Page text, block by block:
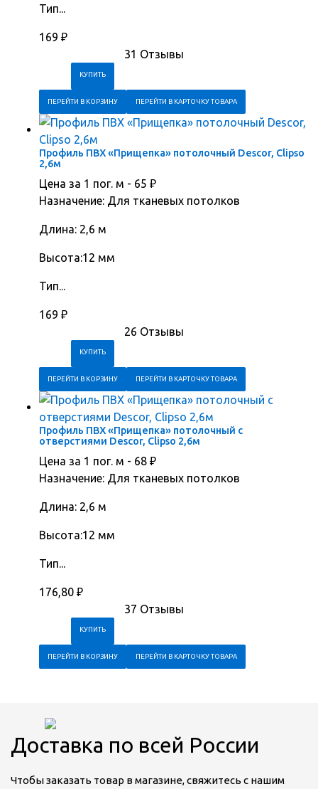
Тип...
169 ₽
31 Отзывы
ПЕРЕЙТИ В КОРЗИНУ ПЕРЕЙТИ В КАРТОЧКУ ТОВАРА
Профиль ПВХ «Прищепка» потолочный Descor, Clipso
2,6м
Цена за 1 пог. м - 65 ₽
Назначение: Для тканевых потолков
Длина: 2,6 м
Высота:12 мм
Тип...
169 ₽
26 Отзывы
ПЕРЕЙТИ В КОРЗИНУ ПЕРЕЙТИ В КАРТОЧКУ ТОВАРА
Профиль ПВХ «Прищепка» потолочный с
отверстиями Descor, Clipso 2,6м
Цена за 1 пог. м - 68 ₽
Назначение: Для тканевых потолков
Длина: 2,6 м
Высота:12 мм
Тип...
176,80 ₽
37 Отзывы
ПЕРЕЙТИ В КОРЗИНУ ПЕРЕЙТИ В КАРТОЧКУ ТОВАРА
Доставка по всей России
Чтобы заказать товар в магазине, свяжитесь с нашим